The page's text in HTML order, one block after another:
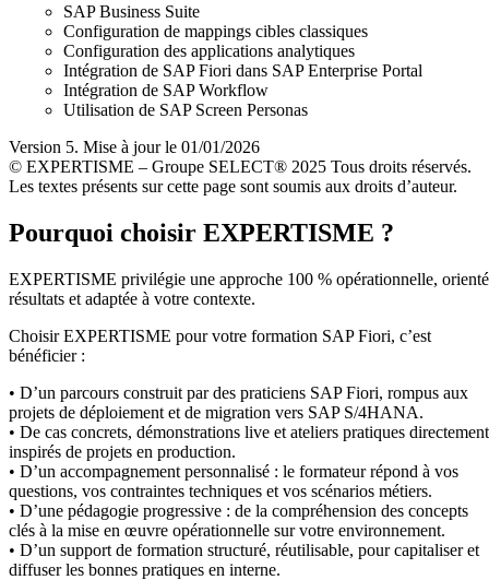
SAP Business Suite
Configuration de mappings cibles classiques
Configuration des applications analytiques
Intégration de SAP Fiori dans SAP Enterprise Portal
Intégration de SAP Workflow
Utilisation de SAP Screen Personas
Version 5. Mise à jour le 01/01/2026
© EXPERTISME – Groupe SELECT® 2025 Tous droits réservés.
Les textes présents sur cette page sont soumis aux droits d’auteur.
Pourquoi choisir EXPERTISME ?
EXPERTISME privilégie une approche 100 % opérationnelle,
résultats et adaptée à votre contexte.
Choisir EXPERTISME pour votre formation SAP Fiori, c’est
bénéficier :
• D’un parcours construit par des praticiens SAP Fiori, rompus aux
projets de déploiement et de migration vers SAP S/4HANA.
• De cas concrets, démonstrations live et ateliers pratiques directement
inspirés de projets en production.
• D’un accompagnement personnalisé : le formateur répond à vos
questions, vos contraintes techniques et vos scénarios métiers.
• D’une pédagogie progressive : de la compréhension des concepts
clés à la mise en œuvre opérationnelle sur votre environnement.
• D’un support de formation structuré, réutilisable, pour capitaliser et
diffuser les bonnes pratiques en interne.